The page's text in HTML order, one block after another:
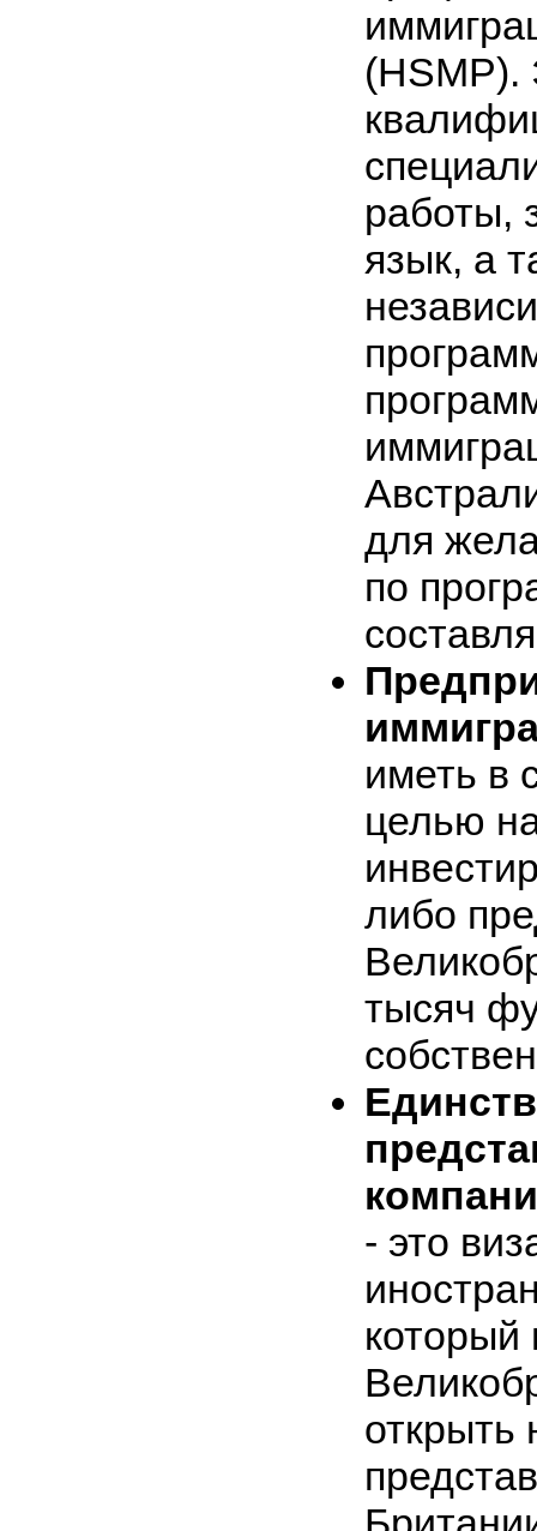
(HSMP).
работы,
язык, а
для
по
иметь в
целью
либо
тысяч
- это
который
открыть